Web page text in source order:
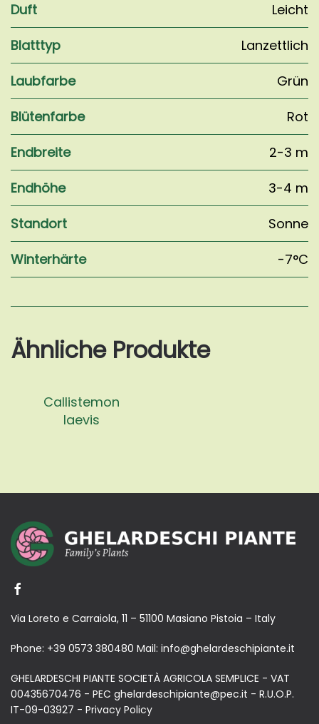
Duft
Leicht
Blatttyp
Lanzettlich
Laubfarbe
Grün
Blütenfarbe
Rot
Endbreite
2-3 m
Endhöhe
3-4 m
Standort
Sonne
Winterhärte
-7°C
Ähnliche Produkte
Callistemon
laevis
Via Loreto e Carraiola, 11 – 51100 Masiano Pistoia – Italy
Phone: +39 0573 380480 Mail: info@ghelardeschipiante.it
GHELARDESCHI PIANTE SOCIETÀ AGRICOLA SEMPLICE - VAT
00435670476 - PEC ghelardeschipiante@pec.it - R.U.O.P.
IT-09-03927 - Privacy Policy